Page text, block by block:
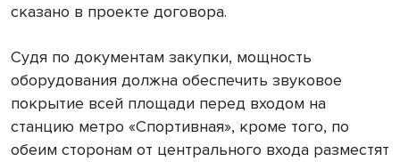
сказано в проекте договора.
Судя по документам закупки, мощность
оборудования должна обеспечить звуковое
покрытие всей площади перед входом на
станцию метро «Спортивная», кроме того, по
обеим сторонам от центрального входа разместят